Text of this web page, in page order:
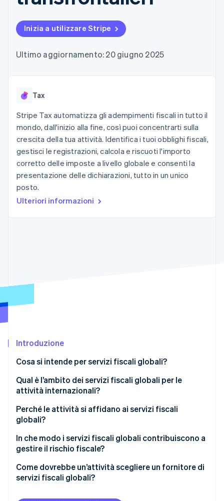
utente
pagamento
Accesso a
oltre 125
Pagamenti di
Authorization
Accettazione
Link
Pagamento
accelerato
Financial
Connections
Conti finanziari
collegati
Automazione
Stripe Sigma
Report
personalizzati
Sincronizzazione
Rimozione del carbonio
Stripe Sessions 2026
Scopri come Stripe sta costruendo l'infrastruttura
Guarda ora
Gestione del denaro
SaaS
Ospitalità, viaggi e
tempo libero
Assicurazione
Media e
intrattenimento
Organizzazioni non
profit
Servizi professionali
Commercio al dettaglio
Gestire gli
Offrire addebiti in base
all'utilizzo
garantite da stablecoin
gestisci i servizi con gli
Risorse
Integrazioni app
Esempi di codice
Blog per sviluppatori
Stato dell'API
Conferenza annuale
Sessions
Sala stampa
Stripe Press
Contattaci
Diventa nostro partner
Inizia a utilizzare Stripe
Ultimo aggiornamento: 20 giugno 2025
Tax
Stripe Tax automatizza gli adempimenti fiscali in tutto il
mondo, dall'inizio alla fine, così puoi concentrarti sulla
crescita della tua attività. Identifica i tuoi obblighi fiscali,
gestisci le registrazioni, calcola e riscuoti l'importo
corretto delle imposte a livello globale e consenti la
presentazione delle dichiarazioni, tutto in un unico
posto.
Ulteriori informazioni
Introduzione
Cosa si intende per servizi fiscali globali?
Qual è l’ambito dei servizi fiscali globali per le
attività internazionali?
Consulenza e pianificazione fiscale
Conformità fiscale multinazionale
Gestione delle imposte indirette
Informative e reportistica fiscale
Monitoraggio normativo in corso
Perché le attività si affidano ai servizi fiscali
globali?
In che modo i servizi fiscali globali contribuiscono a
gestire il rischio fiscale?
Valutazione proattiva del rischio
Documentazione standardizzata
Come dovrebbe un’attività scegliere un fornitore di
servizi fiscali globali?
Portata giurisdizionale